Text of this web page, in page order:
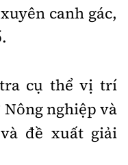
canh gác,
cụ thể vị trí
Nông nghiệp và
đề xuất giải